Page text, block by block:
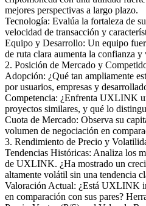
mejores perspectivas a largo plazo.
Tecnología: Evalúa la fortaleza de
velocidad de transacción y
Equipo y Desarrollo: Un equipo
de ruta clara aumenta la confianza
2. Posición de Mercado y
Adopción: ¿Qué tan ampliamente
por usuarios, empresas y
Competencia: ¿Enfrenta UXLINK
proyectos similares, y qué lo
Cuota de Mercado: Observa su
volumen de negociación en
3. Rendimiento de Precio y
Tendencias Históricas: Analiza los
de UXLINK. ¿Ha mostrado un
altamente volátil sin una tendencia
Valoración Actual: ¿Está UXLINK
en comparación con sus pares?